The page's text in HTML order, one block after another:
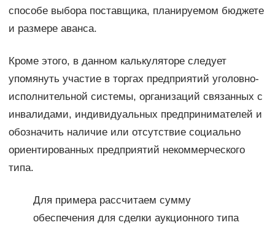
способе выбора поставщика, планируемом бюджете
и размере аванса.
Кроме этого, в данном калькуляторе следует
упомянуть участие в торгах предприятий уголовно-
исполнительной системы, организаций связанных с
инвалидами, индивидуальных предпринимателей и
обозначить наличие или отсутствие социально
ориентированных предприятий некоммерческого
типа.
Для примера рассчитаем сумму
обеспечения для сделки аукционного типа